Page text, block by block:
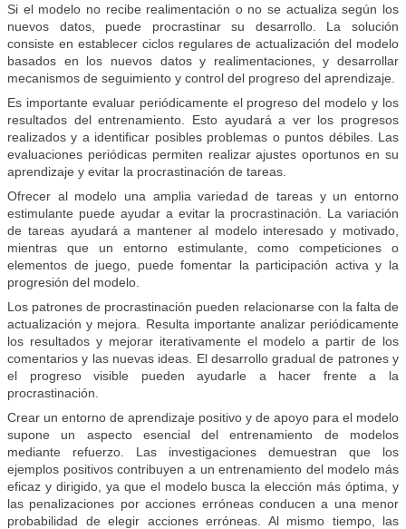
Si el modelo no recibe realimentación o no se actualiza según los
nuevos datos, puede procrastinar su desarrollo. La solución
consiste en establecer ciclos regulares de actualización del modelo
basados en los nuevos datos y realimentaciones, y desarrollar
mecanismos de seguimiento y control del progreso del aprendizaje.
Es importante evaluar periódicamente el progreso del modelo y los
resultados del entrenamiento. Esto ayudará a ver los progresos
realizados y a identificar posibles problemas o puntos débiles. Las
evaluaciones periódicas permiten realizar ajustes oportunos en su
aprendizaje y evitar la procrastinación de tareas.
Ofrecer al modelo una amplia variedad de tareas y un entorno
estimulante puede ayudar a evitar la procrastinación. La variación
de tareas ayudará a mantener al modelo interesado y motivado,
mientras que un entorno estimulante, como competiciones o
elementos de juego, puede fomentar la participación activa y la
progresión del modelo.
Los patrones de procrastinación pueden relacionarse con la falta de
actualización y mejora. Resulta importante analizar periódicamente
los resultados y mejorar iterativamente el modelo a partir de los
comentarios y las nuevas ideas. El desarrollo gradual de patrones y
el progreso visible pueden ayudarle a hacer frente a la
procrastinación.
Crear un entorno de aprendizaje positivo y de apoyo para el modelo
supone un aspecto esencial del entrenamiento de modelos
mediante refuerzo. Las investigaciones demuestran que los
ejemplos positivos contribuyen a un entrenamiento del modelo más
eficaz y dirigido, ya que el modelo busca la elección más óptima, y
las penalizaciones por acciones erróneas conducen a una menor
probabilidad de elegir acciones erróneas. Al mismo tiempo, las